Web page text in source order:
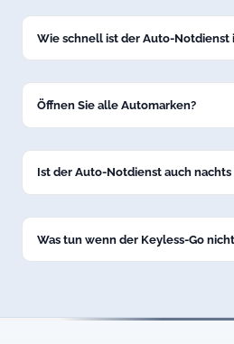
professionellem Spezialwerkzeug.
Dellen.
Wie schnell ist der Auto-Notdienst
Fischen bei Ihrem Fahrzeug.
Öffnen Sie alle Automarken?
VW, BMW, Mercedes, Audi, Opel,
weitere.
Ist der Auto-Notdienst auch
nachts und an Feiertagen.
Was tun wenn der Keyless-Go